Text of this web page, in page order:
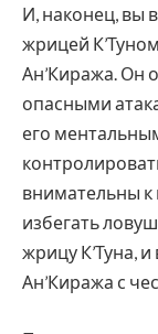
И, наконец, вы
жрицей
Ан’Киража. Он
опасными
его
внимательны
избегать
жрицу К’Туна,
Ан’Киража с